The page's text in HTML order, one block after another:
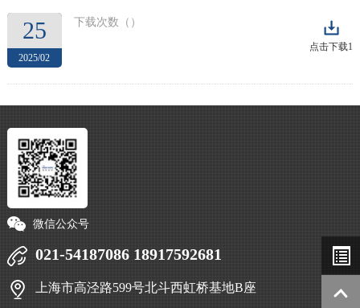
点击下载1
25
2025/02
下载次数（ ）
微信公众号
021-54187086 18917592681
上海市高泾路599号北斗西虹桥基地B座